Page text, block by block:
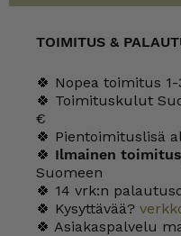
TOIMITUS &
🍀 Nopea toimitus
🍀 Toimituskulut
€
🍀 Pientoimituslisä
🍀 Ilmainen toimitus
Suomeen
🍀 14 vrk:n
🍀 Kysyttävää?
🍀 Asiakaspalvelu